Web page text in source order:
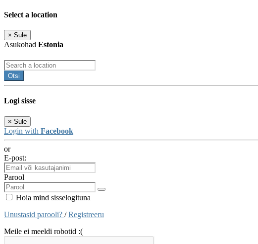
Select a location
× Sule
Asukohad Estonia
Otsi
Logi sisse
× Sule
Login with Facebook
or
E-post:
Parool
Hoia mind sisselogituna
Unustasid parooli? /Registreeru
Meile ei meeldi robotid :(